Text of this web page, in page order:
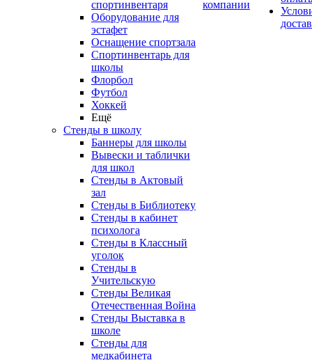
спортинвентаря
Оборудование для
эстафет
Оснащение спортзала
Спортинвентарь для
школы
Флорбол
Футбол
Хоккей
Ещё
Стенды в школу
Баннеры для школы
Вывески и таблички
для школ
Стенды в Актовый
зал
Стенды в Библиотеку
Стенды в кабинет
психолога
Стенды в Классный
уголок
Стенды в
Учительскую
Стенды Великая
Отечественная Война
Стенды Выставка в
школе
Стенды для
медкабинета
компании